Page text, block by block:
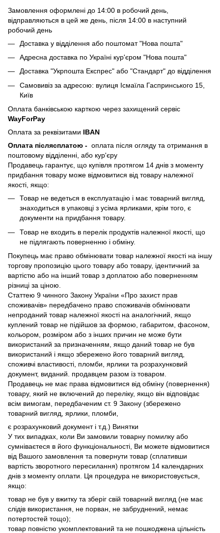
Замовлення оформлені до 14:00 в робочий день,
відправляються в цей же день, після 14:00 в наступний
робочий день
Доставка у відділення або поштомат "Нова пошта"
Адресна доставка по Україні кур'єром "Нова пошта"
Доставка "Укрпошта Експрес" або "Стандарт" до відділення
Самовивіз за адресою: вулиця Ісмаїла Гаспринського 15,
Київ
Оплата банківською карткою через захищений сервіс
WayForPay
Оплата за реквізитами IBAN
Оплата післясплатою - оплата після огляду та отримання в
поштовому відділенні, або кур'єру
Продавець гарантує, що купівля протягом 14 днів з моменту
придбання товару може відмовитися від товару належної
якості, якщо:
Товар не ведеться в експлуатацію і має товарний вигляд,
знаходиться в упаковці з усіма ярликами, крім того, є
документи на придбання товару.
Товар не входить в перелік продуктів належної якості, що
не підлягають поверненню і обміну.
Покупець має право обмінювати товар належної якості на іншу
торгову пропозицію цього товару або товару, ідентичний за
вартістю або на інший товар з доплатою або поверненням
різниці за ціною.
Статтею 9 чинного Закону України «Про захист прав
споживачів» передбачено право споживачів обмінювати
непроданий товар належної якості на аналогічний, якщо
куплений товар не підійшов за формою, габаритом, фасоном,
кольором, розміром або з інших причин не може бути
використаний за призначенням, якщо даний товар не був
використаний і якщо збережено його товарний вигляд,
споживчі властивості, пломби, ярлики та розрахунковий
документ, виданий. продавцем разом із товаром.
Продавець не має права відмовитися від обміну (повернення)
товару, який не включений до переліку, якщо він відповідає
всім вимогам, передбаченим ст. 9 Закону (збережено
товарний вигляд, ярлики, пломби,
є розрахунковий документ і т.д.) Винятки
У тих випадках, коли Ви замовили товарну помилку або
сумніваєтеся в його функціональності, Ви можете відмовитися
від Вашого замовлення та повернути товар (сплативши
вартість зворотного пересилання) протягом 14 календарних
днів з моменту оплати. Ця процедура не використовується,
якщо:
товар не був у вжитку та зберіг свій товарний вигляд (не має
слідів використання, не порван, не забруднений, немає
потертостей тощо);
товар повністю укомплектований та не пошкоджена цільність